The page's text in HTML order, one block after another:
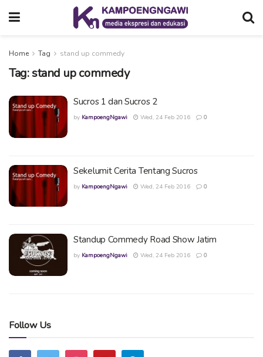
Home Tag stand up commedy
Tag:stand up commedy
Sucros 1 dan Sucros 2
by KampoengNgawi Wed, 24 Feb 2016 0
Sekelumit Cerita Tentang Sucros
by KampoengNgawi Wed, 24 Feb 2016 0
Standup Commedy Road Show Jatim
by KampoengNgawi Wed, 24 Feb 2016 0
Follow Us